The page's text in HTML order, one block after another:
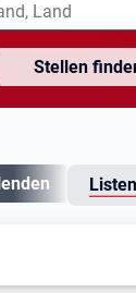
Stellen